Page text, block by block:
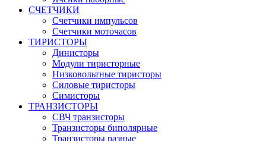
СЧЕТЧИКИ
Счетчики импульсов
Счетчики моточасов
ТИРИСТОРЫ
Динисторы
Модули тиристорные
Низковольтные тиристоры
Силовые тиристоры
Симисторы
ТРАНЗИСТОРЫ
СВЧ транзисторы
Транзисторы биполярные
Транзисторы разные